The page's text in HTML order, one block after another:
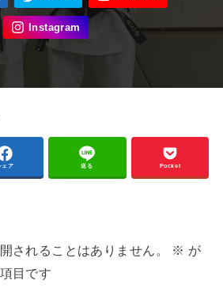
ェア 送る Pocket
されることはありません。 ※ が
目です